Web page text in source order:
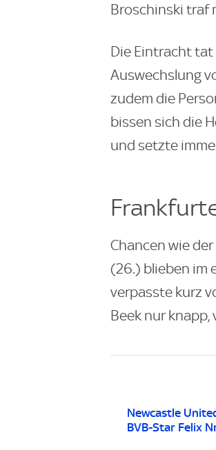
Broschinski traf
Die Eintracht tat
Auswechslung
zudem die
bissen sich die
und setzte
Chancen wie
(26.) blieben im
verpasste kurz
Beek nur knapp,
Newcastle
BVB-Star Felix